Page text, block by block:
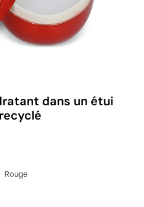
dans un étui
Rouge